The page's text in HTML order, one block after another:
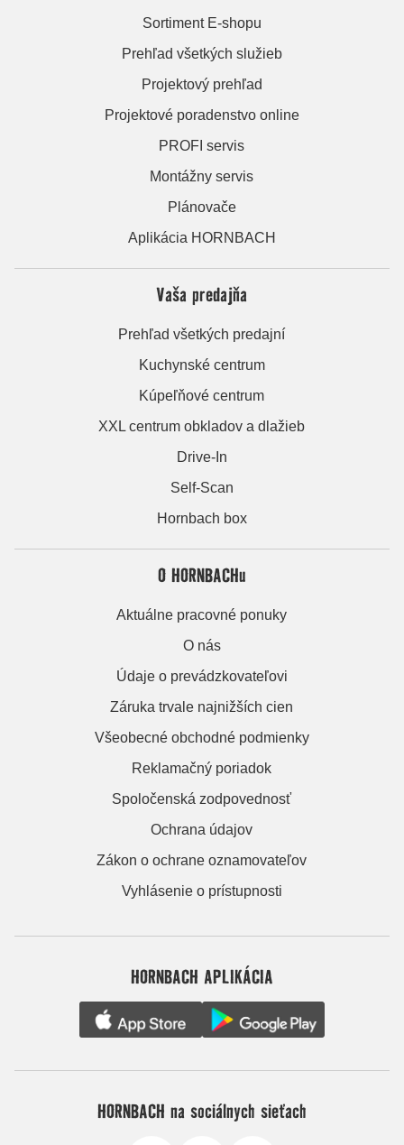
Sortiment E-shopu
Prehľad všetkých služieb
Projektový prehľad
Projektové poradenstvo online
PROFI servis
Montážny servis
Plánovače
Aplikácia HORNBACH
Vaša predajňa
Prehľad všetkých predajní
Kuchynské centrum
Kúpeľňové centrum
XXL centrum obkladov a dlažieb
Drive-In
Self-Scan
Hornbach box
O HORNBACHu
Aktuálne pracovné ponuky
O nás
Údaje o prevádzkovateľovi
Záruka trvale najnižších cien
Všeobecné obchodné podmienky
Reklamačný poriadok
Spoločenská zodpovednosť
Ochrana údajov
Zákon o ochrane oznamovateľov
Vyhlásenie o prístupnosti
HORNBACH APLIKÁCIA
HORNBACH na sociálnych sieťach